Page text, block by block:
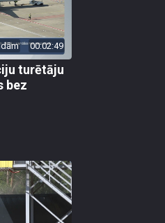
00:02:49
turētāju
bez